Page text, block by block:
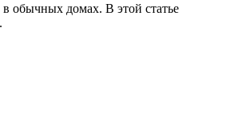
обычных домах. В этой статье